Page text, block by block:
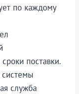
по каждому
поставки.
служба